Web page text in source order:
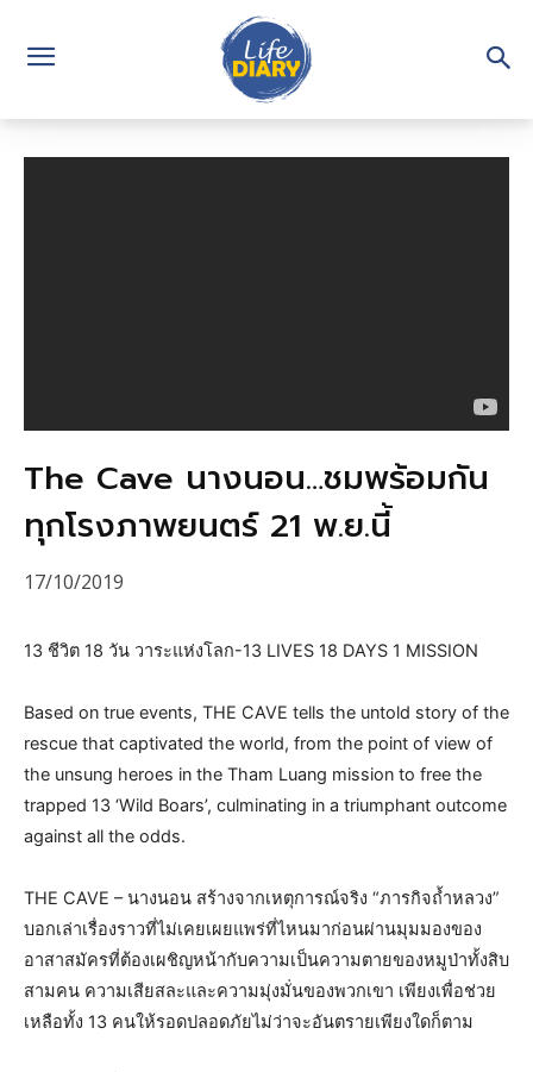
The Cave นางนอน…ชมพร้อมกัน
ทุกโรงภาพยนตร์ 21 พ.ย.นี้
17/10/2019
13 ชีวิต 18 วัน วาระแห่งโลก-13 LIVES 18 DAYS 1 MISSION
Based on true events, THE CAVE tells the untold story of the
rescue that captivated the world, from the point of view of
the unsung heroes in the Tham Luang mission to free the
trapped 13 ‘Wild Boars’, culminating in a triumphant outcome
against all the odds.
THE CAVE – นางนอน สร้างจากเหตุการณ์จริง “ภารกิจถ้ำหลวง”
บอกเล่าเรื่องราวที่ไม่เคยเผยแพร่ที่ไหนมาก่อนผ่านมุมมองของ
อาสาสมัครที่ต้องเผชิญหน้ากับความเป็นความตายของหมูป่าทั้งสิบ
สามคน ความเสียสละและความมุ่งมั่นของพวกเขา เพียงเพื่อช่วย
เหลือทั้ง 13 คนให้รอดปลอดภัยไม่ว่าจะอันตรายเพียงใดก็ตาม